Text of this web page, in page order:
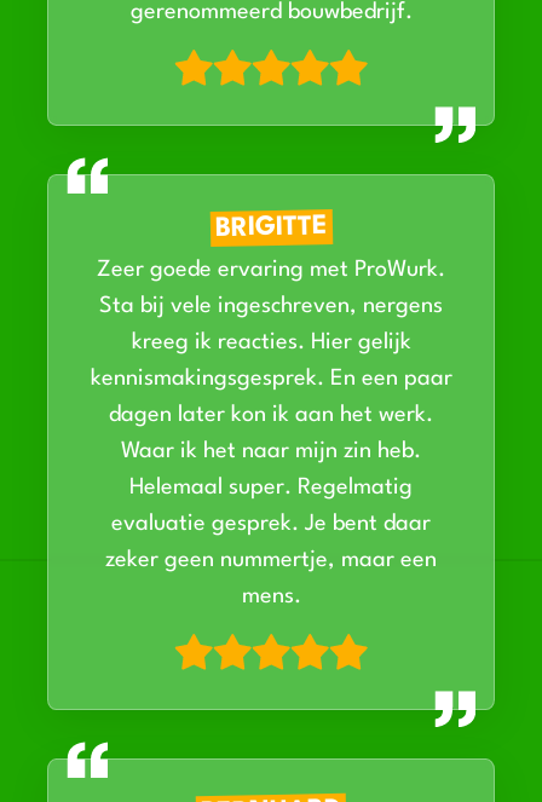
gerenommeerd bouwbedrijf.
BRIGITTE
Zeer goede ervaring met ProWurk.
Sta bij vele ingeschreven, nergens
kreeg ik reacties. Hier gelijk
kennismakingsgesprek. En een paar
dagen later kon ik aan het werk.
Waar ik het naar mijn zin heb.
Helemaal super. Regelmatig
evaluatie gesprek. Je bent daar
zeker geen nummertje, maar een
mens.